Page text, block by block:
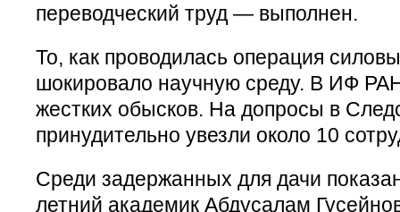
переводческий труд — выполнен.
То, как проводилась операция
шокировало научную среду. В ИФ
жестких обысков. На допросы в
принудительно увезли около 10
Среди задержанных для дачи
летний академик Абдусалам